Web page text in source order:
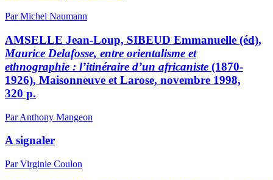
Par Michel Naumann
AMSELLE Jean-Loup, SIBEUD Emmanuelle (éd),
Maurice Delafosse, entre orientalisme et
ethnographie : l’itinéraire d’un africaniste (1870-
1926), Maisonneuve et Larose, novembre 1998,
320 p.
Par Anthony Mangeon
A signaler
Par Virginie Coulon